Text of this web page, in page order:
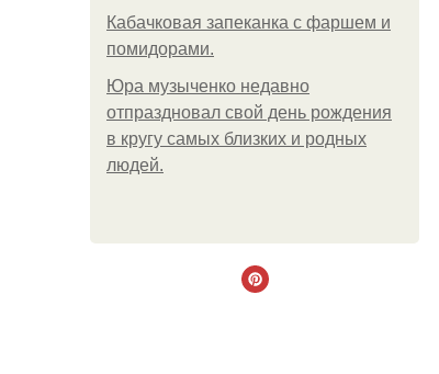
Кабачковая запеканка с фаршем и
помидорами.
Юра музыченко недавно
отпраздновал свой день рождения
в кругу самых близких и родных
людей.